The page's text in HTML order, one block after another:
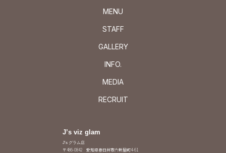
MENU
STAFF
GALLERY
INFO.
MEDIA
RECRUIT
J’s viz glam
J's グラム店
〒486-0842 愛知県春日井市六軒屋町4-61